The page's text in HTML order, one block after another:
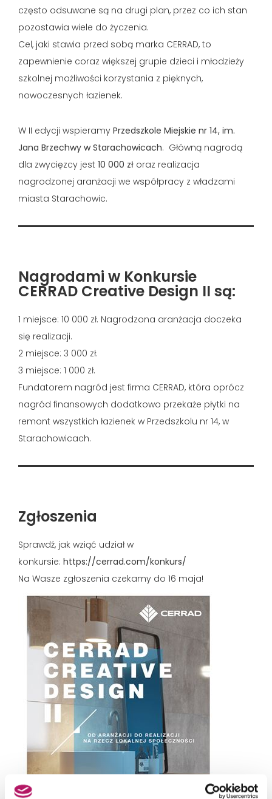
często odsuwane są na drugi plan, przez co ich stan
pozostawia wiele do życzenia.
Cel, jaki stawia przed sobą marka CERRAD, to
zapewnienie coraz większej grupie dzieci i młodzieży
szkolnej możliwości korzystania z pięknych,
nowoczesnych łazienek.
W II edycji wspieramy Przedszkole Miejskie nr 14, im.
Jana Brzechwy w Starachowicach. Główną nagrodą
dla zwycięzcy jest 10 000 zł oraz realizacja
nagrodzonej aranżacji we współpracy z władzami
miasta Starachowic.
Nagrodami w Konkursie
CERRAD Creative Design II są:
1 miejsce: 10 000 zł. Nagrodzona aranżacja doczeka
się realizacji.
2 miejsce: 3 000 zł.
3 miejsce: 1 000 zł.
Fundatorem nagród jest firma CERRAD, która oprócz
nagród finansowych dodatkowo przekaże płytki na
remont wszystkich łazienek w Przedszkolu nr 14, w
Starachowicach.
Zgłoszenia
Sprawdź, jak wziąć udział w
konkursie: https://cerrad.com/konkurs/
Na Wasze zgłoszenia czekamy do 16 maja!